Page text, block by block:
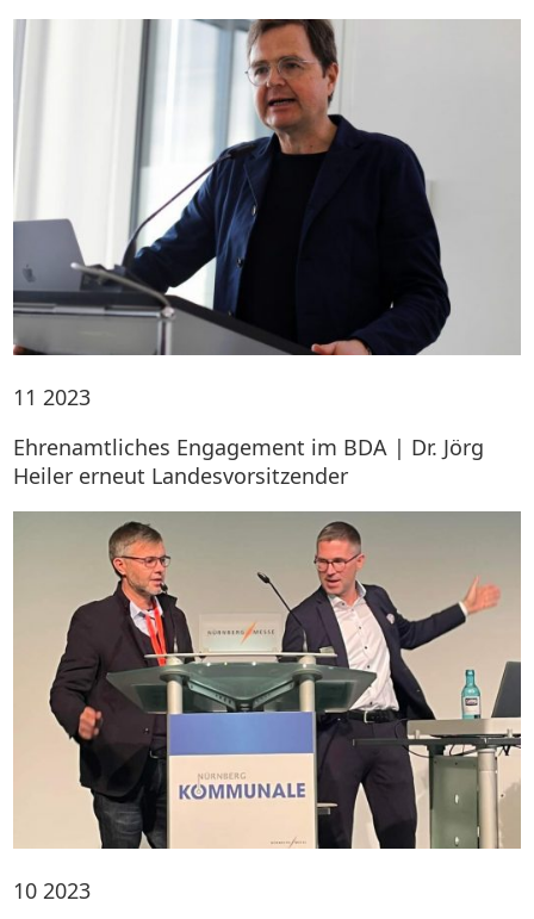
11 2023
Ehrenamtliches Engagement im BDA | Dr. Jörg
Heiler erneut Landesvorsitzender
10 2023